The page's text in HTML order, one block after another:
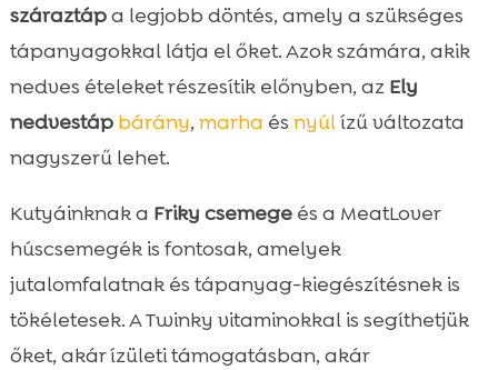
száraztápa legjobb döntés, amely a szükséges
tápanyagokkal látja el őket. Azok számára, akik
nedves ételeket részesítik előnyben, az Ely
nedvestáp bárány, marha és nyúlízű változata
nagyszerű lehet.
Kutyáinknak a Friky csemegeés a MeatLover
húscsemegék is fontosak, amelyek
jutalomfalatnak és tápanyag-kiegészítésnek is
tökéletesek. A Twinky vitaminokkal is segíthetjük
őket, akár ízületi támogatásban, akár